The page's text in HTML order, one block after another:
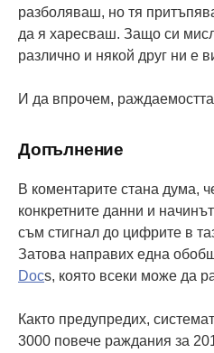
разболяваш, но тя
да я харесваш. Защо си
различно и някой друг ни е
И да впрочем,
Допълнение
В коментарите стана дума,
конкретните данни и
съм стигнал до цифрите в
Затова направих една
Docs, която всеки може да
Както предупредих,
3000 повече раждания за